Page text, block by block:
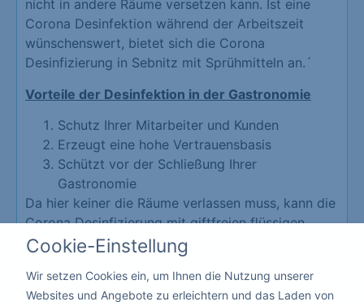
nicht in andere Räume versetzen kann. Ist eine
Corona Desinfektion während der Arbeitszeit
wünschenswert, bietet sich die Corona
Desinfizierung in Sebnitz mit Sprühmitteln an.´
Vorteile der Desinfektion in der Gastronomie
Schutz Ihrer Mitarbeiter und Kunden
Erzeugt eine hohe Vertrauensbasis
Schützt vor der Schließung Ihrer
Gastronomie
Da hier keiner die Räume verlassen muss, kann die
Corona Desinfizierung mit giftfreien flüssigen
Mitteln nebenbei durchgeführt werden.
Kita & Schule
Cookie-Einstellung
Wir setzen Cookies ein, um Ihnen die Nutzung unserer
Websites und Angebote zu erleichtern und das Laden von